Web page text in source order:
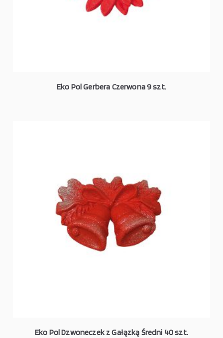
Eko Pol Gerbera Czerwona 9 szt.
Eko Pol Dzwoneczek z Gałązką Średni 40 szt.